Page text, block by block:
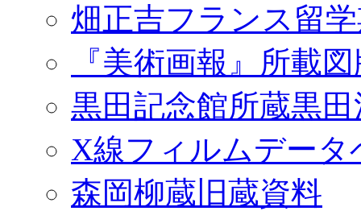
畑正吉フランス留
『美術画報』所載
黒田記念館所蔵黒
X線フィルムデータ
森岡柳蔵旧蔵資料